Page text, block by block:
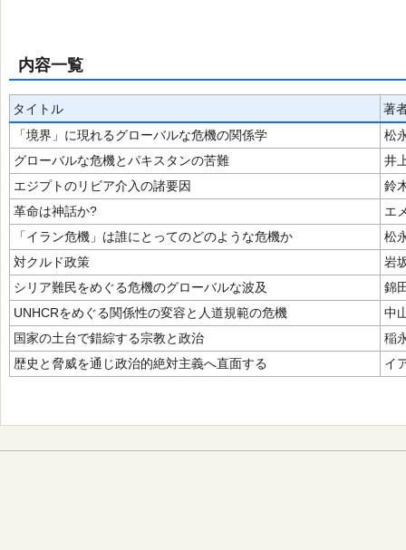
内容一覧
タイトル
著
「境界」に現れるグローバルな危機の関係学
松
グローバルな危機とパキスタンの苦難
井
エジプトのリビア介入の諸要因
鈴
革命は神話か?
エ
「イラン危機」は誰にとってのどのような危機か
松
対クルド政策
岩
シリア難民をめぐる危機のグローバルな波及
錦
UNHCRをめぐる関係性の変容と人道規範の危機
中
国家の土台で錯綜する宗教と政治
稲
歴史と脅威を通じ政治的絶対主義へ直面する
イ